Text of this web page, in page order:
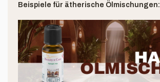
Beispiele für ätherische Ölmischungen: